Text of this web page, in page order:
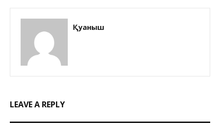
Қуаныш
LEAVE A REPLY